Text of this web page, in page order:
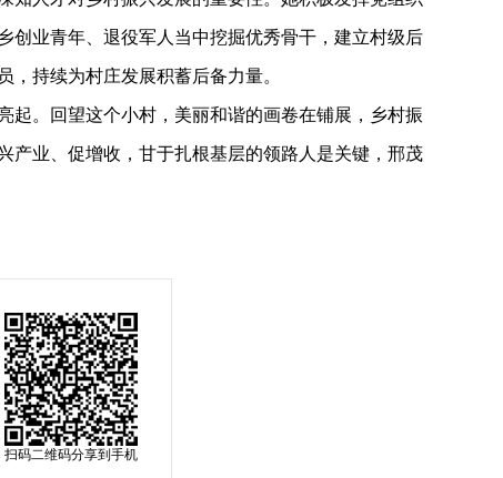
创业青年、退役军人当中挖掘优秀骨干，建立村级后
，持续为村庄发展积蓄后备力量。
起。回望这个小村，美丽和谐的画卷在铺展，乡村振
产业、促增收，甘于扎根基层的领路人是关键，邢茂
扫码二维码分享到手机